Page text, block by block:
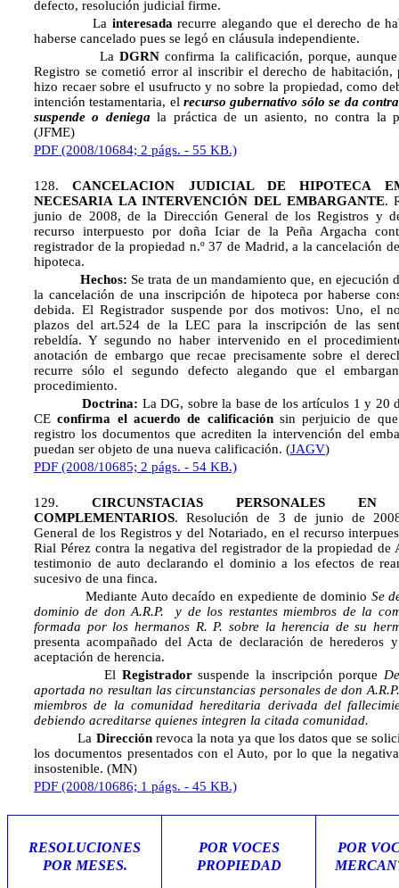
defecto, resolución judicial firme.
La interesadarecurre alegando que el derecho de
haberse cancelado pues se legó en cláusula independiente.
La DGRNconfirma la calificación, porque,
Registro se cometió error al inscribir el derecho de habitación,
hizo recaer sobre el usufructo y no sobre la propiedad, como
intención testamentaria, elrecurso gubernativo sólo se da
suspende o deniega la práctica de un asiento, no contra la
(JFME)
PDF (2008/10684; 2 págs. - 55 KB.)
128.CANCELACION JUDICIAL DE HIPOTECA
NECESARIA LA INTERVENCIÓN DEL EMBARGANTE.
junio de 2008, de la Dirección General de los Registros y
recurso interpuesto por doña Iciar de la Peña Argacha
registrador de la propiedad n.º 37 de Madrid, a la cancelación
hipoteca.
Hechos: Se trata de un mandamiento que, en ejecución
la cancelación de una inscripción de hipoteca por haberse
debida. El Registrador suspende por dos motivos: Uno, el
plazos del art.524 de la LEC para la inscripción de las
rebeldía. Y segundo no haber intervenido en el
anotación de embargo que recae precisamente sobre el
recurre sólo el segundo defecto alegando que el
procedimiento.
Doctrina: La DG, sobre la base de los artículos 1 y
CEconfirma el acuerdo de calificaciónsin perjuicio de que
registro los documentos que acrediten la intervención del
puedan ser objeto de una nueva calificación. (JAGV)
PDF (2008/10685; 2 págs. - 54 KB.)
129. CIRCUNSTACIAS PERSONALES EN
COMPLEMENTARIOS. Resolución de 3 de junio de
General de los Registros y del Notariado, en el recurso
Rial Pérez contra la negativa del registrador de la propiedad de
testimonio de auto declarando el dominio a los efectos de
sucesivo de una finca.
Mediante Auto decaído en expediente de dominio Se
dominio de don A.R.P. y de los restantes miembros de la
formada por los hermanos R. P. sobre la herencia de su
presenta acompañado del Acta de declaración de herederos
aceptación de herencia.
El Registradorsuspende la inscripción porque 
aportada no resultan las circunstancias personales de don
miembros de la comunidad hereditaria derivada del
debiendo acreditarse quienes integren la citada comunidad.
La Direcciónrevoca la nota ya que los datos que se
los documentos presentados con el Auto, por lo que la
insostenible. (MN)
PDF (2008/10686; 1 págs. - 45 KB.)
RESOLUCIONES
POR MESES.
POR VOCES
PROPIEDAD
POR